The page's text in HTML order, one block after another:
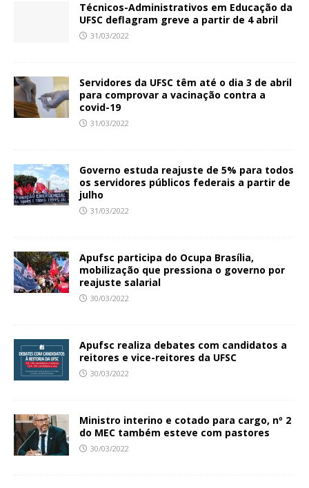
Técnicos-Administrativos em Educação da
UFSC deflagram greve a partir de 4 abril
31/03/2022
Servidores da UFSC têm até o dia 3 de abril
para comprovar a vacinação contra a
covid-19
31/03/2022
Governo estuda reajuste de 5% para todos
os servidores públicos federais a partir de
julho
31/03/2022
Apufsc participa do Ocupa Brasília,
mobilização que pressiona o governo por
reajuste salarial
30/03/2022
Apufsc realiza debates com candidatos a
reitores e vice-reitores da UFSC
30/03/2022
Ministro interino e cotado para cargo, nº 2
do MEC também esteve com pastores
30/03/2022